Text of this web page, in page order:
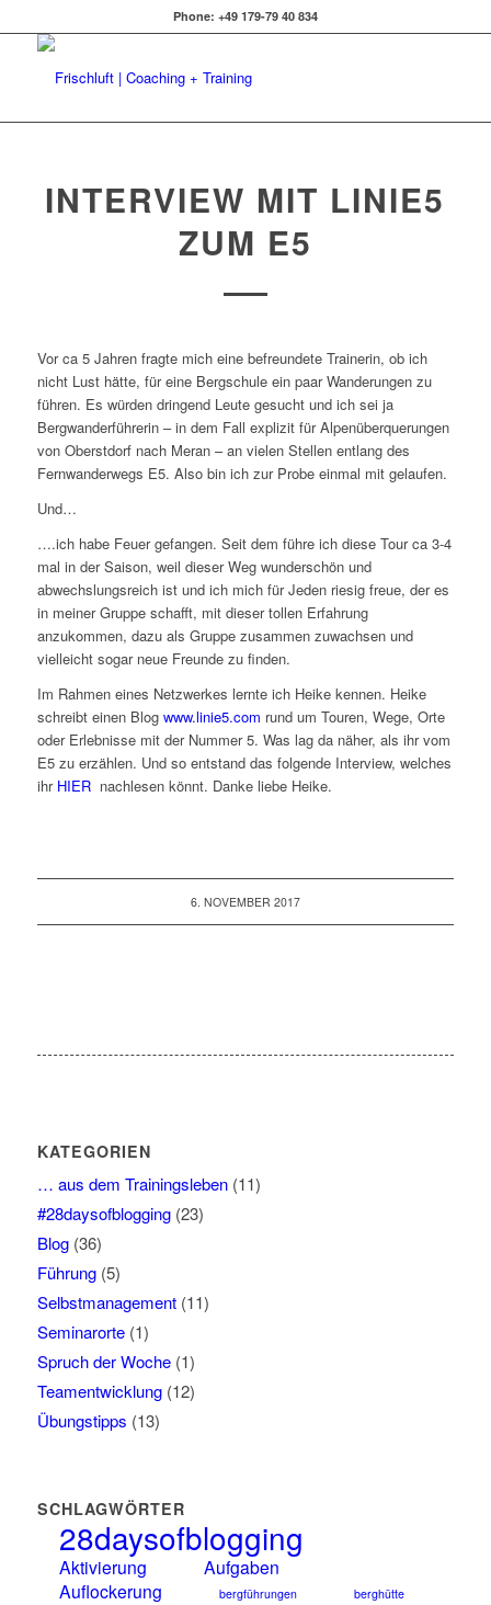
Phone: +49 179-79 40 834
INTERVIEW MIT LINIE5
ZUM E5
Vor ca 5 Jahren fragte mich eine befreundete Trainerin, ob ich
nicht Lust hätte, für eine Bergschule ein paar Wanderungen zu
führen. Es würden dringend Leute gesucht und ich sei ja
Bergwanderführerin – in dem Fall explizit für Alpenüberquerungen
von Oberstdorf nach Meran – an vielen Stellen entlang des
Fernwanderwegs E5. Also bin ich zur Probe einmal mit gelaufen.
Und…
….ich habe Feuer gefangen. Seit dem führe ich diese Tour ca 3-4
mal in der Saison, weil dieser Weg wunderschön und
abwechslungsreich ist und ich mich für Jeden riesig freue, der es
in meiner Gruppe schafft, mit dieser tollen Erfahrung
anzukommen, dazu als Gruppe zusammen zuwachsen und
vielleicht sogar neue Freunde zu finden.
Im Rahmen eines Netzwerkes lernte ich Heike kennen. Heike
schreibt einen Blog www.linie5.com rund um Touren, Wege, Orte
oder Erlebnisse mit der Nummer 5. Was lag da näher, als ihr vom
E5 zu erzählen. Und so entstand das folgende Interview, welches
ihr HIER nachlesen könnt. Danke liebe Heike.
6. NOVEMBER 2017
KATEGORIEN
… aus dem Trainingsleben(11)
#28daysofblogging(23)
Blog(36)
Führung(5)
Selbstmanagement(11)
Seminarorte(1)
Spruch der Woche(1)
Teamentwicklung(12)
Übungstipps (13)
SCHLAGWÖRTER
28daysofblogging
Aktivierung
Aufgaben
Auflockerung
bergführungen
berghütte